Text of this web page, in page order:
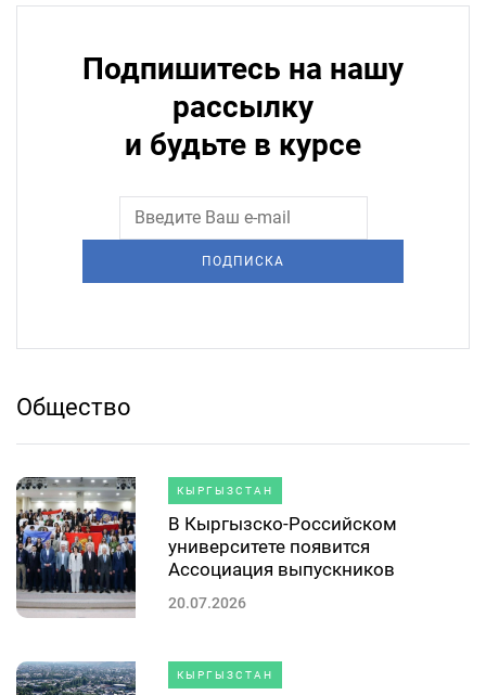
Подпишитесь на нашу
рассылку
и будьте в курсе
ПОДПИСКА
Общество
КЫРГЫЗСТАН
В Кыргызско-Российском
университете появится
Ассоциация выпускников
20.07.2026
КЫРГЫЗСТАН